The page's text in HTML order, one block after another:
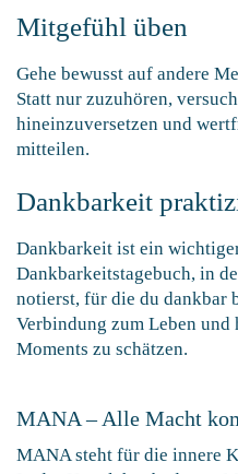
Mitgefühl üben
Gehe bewusst auf andere
Statt nur zuzuhören,
hineinzuversetzen und
mitteilen.
Dankbarkeit
Dankbarkeit ist ein
Dankbarkeitstagebuch, in
notierst, für die du dankbar
Verbindung zum Leben
Moments zu schätzen.
MANA – Alle Macht
MANA steht für die innere